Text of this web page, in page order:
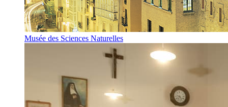
Musée des Sciences Naturelles